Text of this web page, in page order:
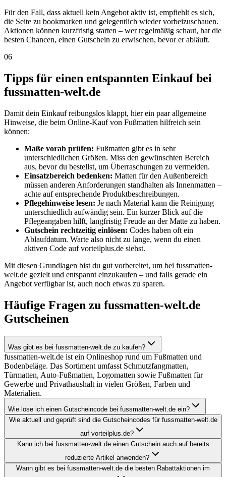
Für den Fall, dass aktuell kein Angebot aktiv ist, empfiehlt es sich,
die Seite zu bookmarken und gelegentlich wieder vorbeizuschauen.
Aktionen können kurzfristig starten – wer regelmäßig schaut, hat die
besten Chancen, einen Gutschein zu erwischen, bevor er abläuft.
06
Tipps für einen entspannten Einkauf bei
fussmatten-welt.de
Damit dein Einkauf reibungslos klappt, hier ein paar allgemeine
Hinweise, die beim Online-Kauf von Fußmatten hilfreich sein
können:
Maße vorab prüfen: Fußmatten gibt es in sehr
unterschiedlichen Größen. Miss den gewünschten Bereich
aus, bevor du bestellst, um Überraschungen zu vermeiden.
Einsatzbereich bedenken: Matten für den Außenbereich
müssen anderen Anforderungen standhalten als Innenmatten –
achte auf entsprechende Produktbeschreibungen.
Pflegehinweise lesen: Je nach Material kann die Reinigung
unterschiedlich aufwändig sein. Ein kurzer Blick auf die
Pflegeangaben hilft, langfristig Freude an der Matte zu haben.
Gutschein rechtzeitig einlösen: Codes haben oft ein
Ablaufdatum. Warte also nicht zu lange, wenn du einen
aktiven Code auf vorteilplus.de siehst.
Mit diesen Grundlagen bist du gut vorbereitet, um bei fussmatten-
welt.de gezielt und entspannt einzukaufen – und falls gerade ein
Angebot verfügbar ist, auch noch etwas zu sparen.
Häufige Fragen zu fussmatten-welt.de
Gutscheinen
Was gibt es bei fussmatten-welt.de zu kaufen?
fussmatten-welt.de ist ein Onlineshop rund um Fußmatten und
Bodenbeläge. Das Sortiment umfasst Schmutzfangmatten,
Türmatten, Auto-Fußmatten, Logomatten sowie Fußmatten für
Gewerbe und Privathaushalt in vielen Größen, Farben und
Materialien.
Wie löse ich einen Gutscheincode bei fussmatten-welt.de ein?
Wie aktuell und geprüft sind die Gutscheincodes für fussmatten-welt.de
auf vorteilplus.de?
Kann ich bei fussmatten-welt.de einen Gutschein auch auf bereits
reduzierte Artikel anwenden?
Wann gibt es bei fussmatten-welt.de die besten Rabattaktionen im